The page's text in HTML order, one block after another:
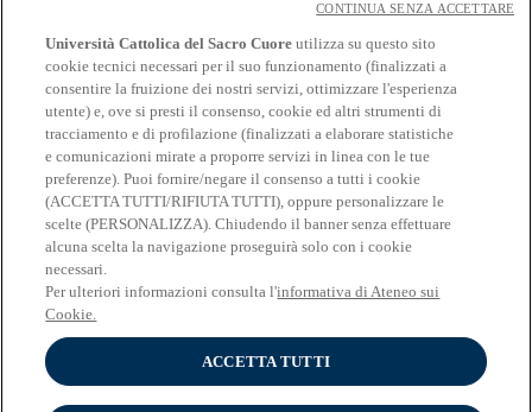
Off-campus
Intranet
Biblioteca
Librerie
Educatt
Cv Online
Albo Fornitori
Bandi e gare
Verifica Certificati E Autocertificazioni
Seguici su:
Seguici su Facebook
Università Cattolica del Sacro Cuore utilizza su questo sito
cookie tecnici necessari per il suo funzionamento (finalizzati a
consentire la fruizione dei nostri servizi, ottimizzare l'esperienza
utente) e, ove si presti il consenso, cookie ed altri strumenti di
tracciamento e di profilazione (finalizzati a elaborare statistiche
e comunicazioni mirate a proporre servizi in linea con le tue
preferenze). Puoi fornire/negare il consenso a tutti i cookie
(ACCETTA TUTTI/RIFIUTA TUTTI), oppure personalizzare le
scelte (PERSONALIZZA). Chiudendo il banner senza effettuare
alcuna scelta la navigazione proseguirà solo con i cookie
necessari.
Per ulteriori informazioni consulta l'informativa di Ateneo sui
Cookie.
ACCETTA TUTTI
CONTINUA SENZA ACCETTARE